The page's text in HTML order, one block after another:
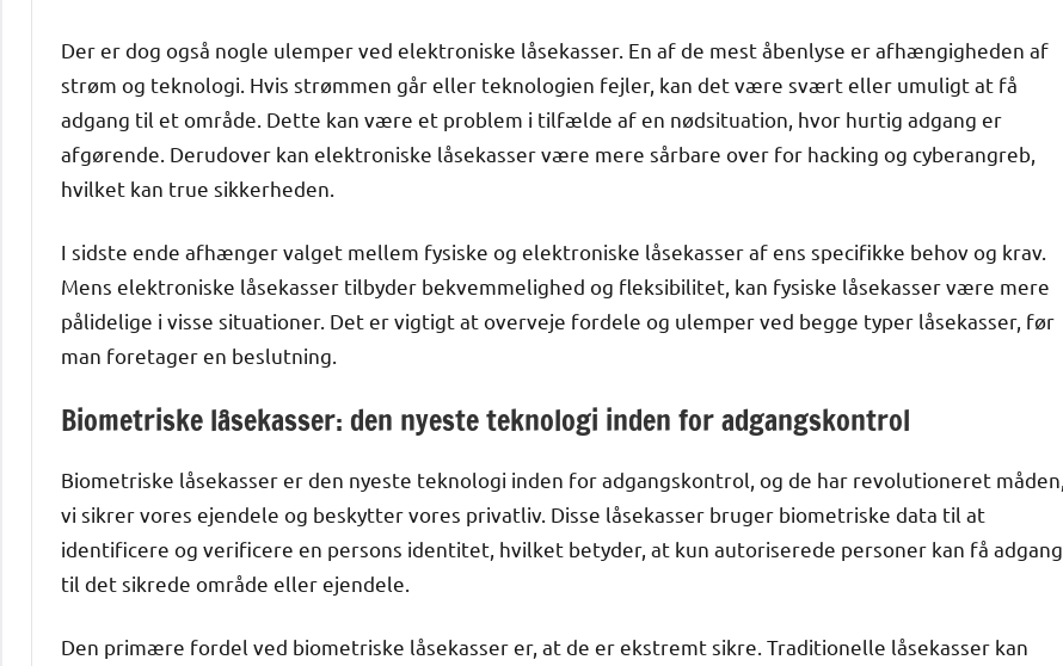
Der er dog også nogle ulemper ved elektroniske låsekasser. En af de mest åbenlyse er afhængigheden af
strøm og teknologi. Hvis strømmen går eller teknologien fejler, kan det være svært eller umuligt at få
adgang til et område. Dette kan være et problem i tilfælde af en nødsituation, hvor hurtig adgang er
afgørende. Derudover kan elektroniske låsekasser være mere sårbare over for hacking og cyberangreb,
hvilket kan true sikkerheden.
I sidste ende afhænger valget mellem fysiske og elektroniske låsekasser af ens specifikke behov og krav.
Mens elektroniske låsekasser tilbyder bekvemmelighed og fleksibilitet, kan fysiske låsekasser være mere
pålidelige i visse situationer. Det er vigtigt at overveje fordele og ulemper ved begge typer låsekasser, før
man foretager en beslutning.
Biometriske låsekasser: den nyeste teknologi inden for adgangskontrol
Biometriske låsekasser er den nyeste teknologi inden for adgangskontrol, og de har revolutioneret måden,
vi sikrer vores ejendele og beskytter vores privatliv. Disse låsekasser bruger biometriske data til at
identificere og verificere en persons identitet, hvilket betyder, at kun autoriserede personer kan få adgang
til det sikrede område eller ejendele.
Den primære fordel ved biometriske låsekasser er, at de er ekstremt sikre. Traditionelle låsekasser kan